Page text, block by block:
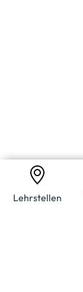
Lehrstellen